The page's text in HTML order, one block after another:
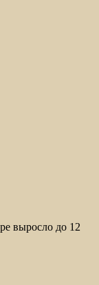
выросло до 12